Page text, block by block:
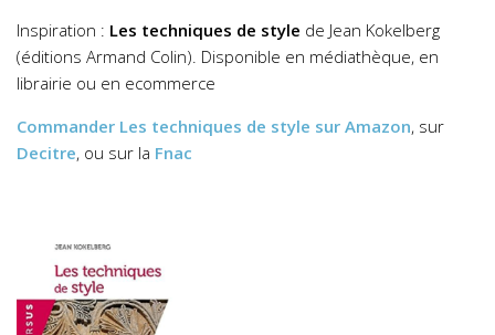
Inspiration : Les techniques de style de Jean Kokelberg
(éditions Armand Colin). Disponible en médiathèque, en
librairie ou en ecommerce
Commander Les techniques de style sur Amazon, sur
Decitre, ou sur la Fnac